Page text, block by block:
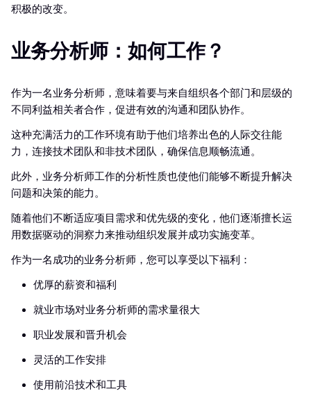
积极的改变。
业务分析师：如何工作？
作为一名业务分析师，意味着要与来自组织各个部门和层级的
不同利益相关者合作，促进有效的沟通和团队协作。
这种充满活力的工作环境有助于他们培养出色的人际交往能
力，连接技术团队和非技术团队，确保信息顺畅流通。
此外，业务分析师工作的分析性质也使他们能够不断提升解决
问题和决策的能力。
随着他们不断适应项目需求和优先级的变化，他们逐渐擅长运
用数据驱动的洞察力来推动组织发展并成功实施变革。
作为一名成功的业务分析师，您可以享受以下福利：
优厚的薪资和福利
就业市场对业务分析师的需求量很大
职业发展和晋升机会
灵活的工作安排
使用前沿技术和工具